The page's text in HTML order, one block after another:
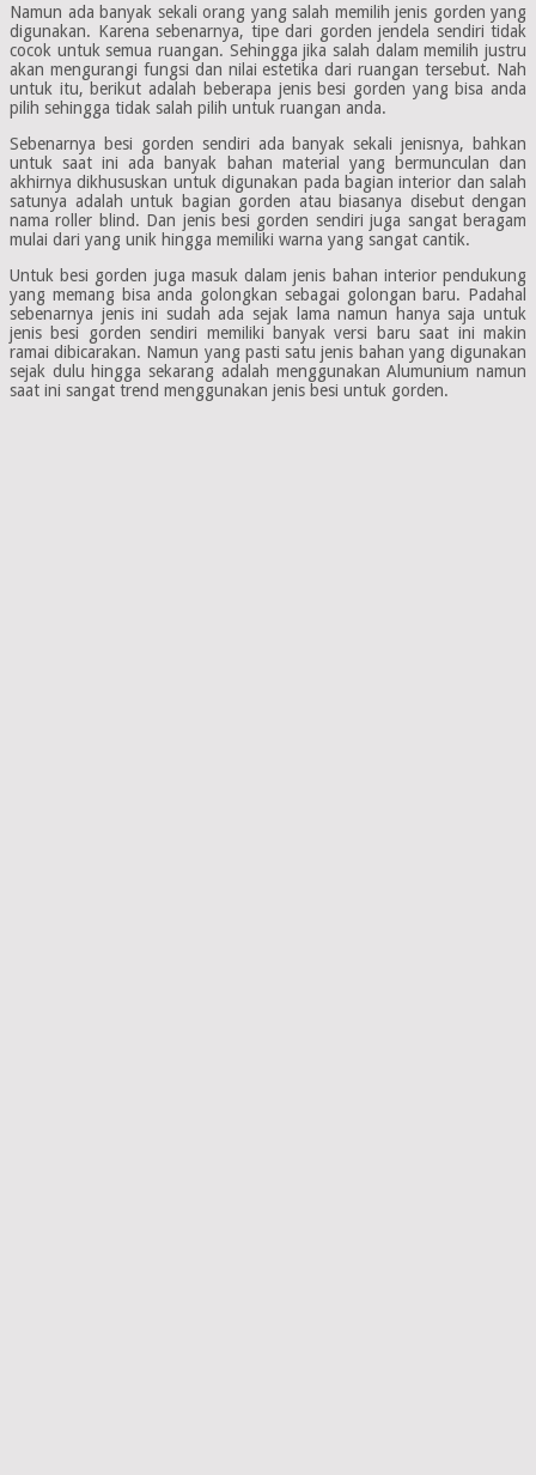
Namun ada banyak sekali orang yang salah memilih jenis gorden yang
digunakan. Karena sebenarnya, tipe dari gorden jendela sendiri tidak
cocok untuk semua ruangan. Sehingga jika salah dalam memilih justru
akan mengurangi fungsi dan nilai estetika dari ruangan tersebut. Nah
untuk itu, berikut adalah beberapa jenis besi gorden yang bisa anda
pilih sehingga tidak salah pilih untuk ruangan anda.
Sebenarnya besi gorden sendiri ada banyak sekali jenisnya, bahkan
untuk saat ini ada banyak bahan material yang bermunculan dan
akhirnya dikhususkan untuk digunakan pada bagian interior dan salah
satunya adalah untuk bagian gorden atau biasanya disebut dengan
nama roller blind. Dan jenis besi gorden sendiri juga sangat beragam
mulai dari yang unik hingga memiliki warna yang sangat cantik.
Untuk besi gorden juga masuk dalam jenis bahan interior pendukung
yang memang bisa anda golongkan sebagai golongan baru. Padahal
sebenarnya jenis ini sudah ada sejak lama namun hanya saja untuk
jenis besi gorden sendiri memiliki banyak versi baru saat ini makin
ramai dibicarakan. Namun yang pasti satu jenis bahan yang digunakan
sejak dulu hingga sekarang adalah menggunakan Alumunium namun
saat ini sangat trend menggunakan jenis besi untuk gorden.